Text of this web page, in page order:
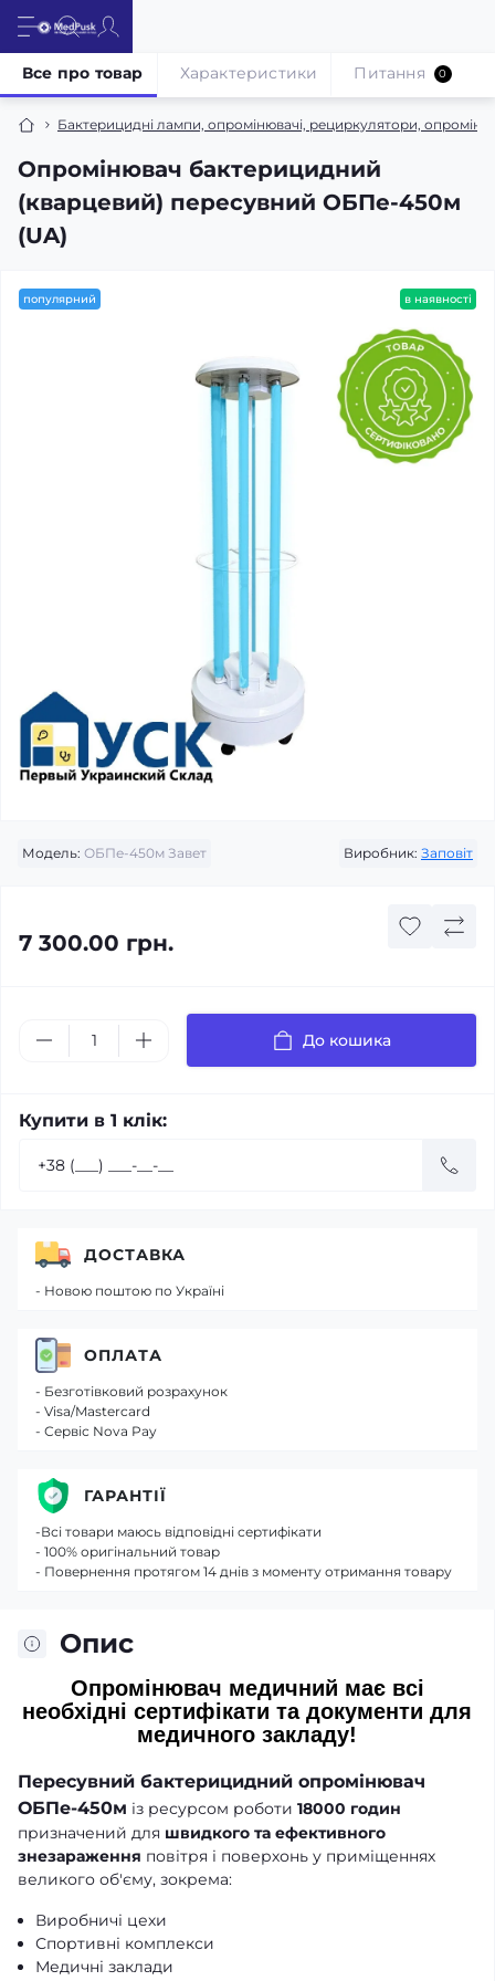
Бактерицидні лампи, опромінювачі, рециркулятори,
Опромінювач бактерицидний
(кварцевий) пересувний ОБПе-450м
(UA)
Все про товар Характеристики Питання 0
популярний в наявності
Модель: ОБПе-450м Завет Виробник: Заповіт
7 300.00 грн.
До кошика
Купити в 1 клік:
Опис
Опромінювач медичний має всі
необхідні сертифікати та документи для
медичного закладу!
Пересувний бактерицидний опромінювач
ОБПе-450м із ресурсом роботи 18000 годин
призначений для швидкого та ефективного
знезараження повітря і поверхонь у приміщеннях
великого об'єму, зокрема:
Виробничі цехи
Спортивні комплекси
Медичні заклади
ДОСТАВКА
- Новою поштою по Україні
ОПЛАТА
- Безготівковий розрахунок
- Visa/Mastercard
- Сервіс Nova Pay
ГАРАНТІЇ
-Всі товари маюсь відповідні сертифікати
- 100% оригінальний товар
- Повернення протягом 14 днів з моменту отримання товару